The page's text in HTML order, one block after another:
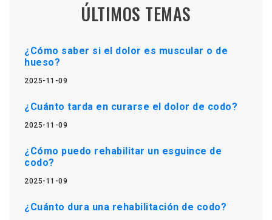
ÚLTIMOS TEMAS
¿Cómo saber si el dolor es muscular o de
hueso?
2025-11-09
¿Cuánto tarda en curarse el dolor de codo?
2025-11-09
¿Cómo puedo rehabilitar un esguince de
codo?
2025-11-09
¿Cuánto dura una rehabilitación de codo?